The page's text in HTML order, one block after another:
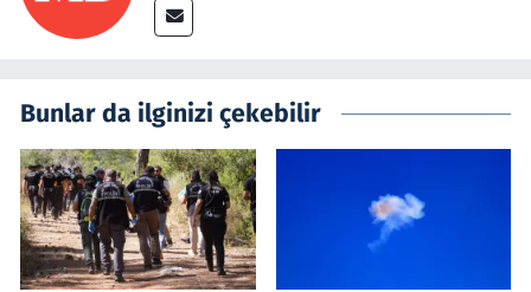
Bunlar da ilginizi çekebilir